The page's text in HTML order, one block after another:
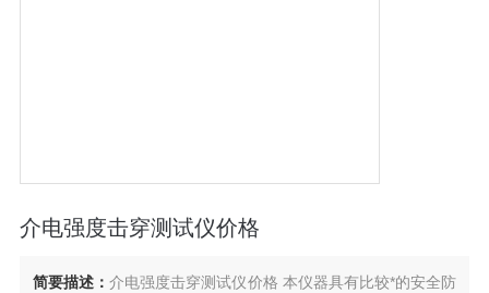
介电强度击穿测试仪价格
简要描述：介电强度击穿测试仪价格 本仪器具有比较*的安全防